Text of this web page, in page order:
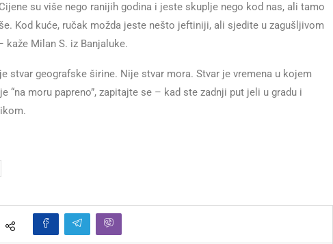
su više nego ranijih godina i jeste skuplje nego kod nas, ali tamo
Kod kuće, ručak možda jeste nešto jeftiniji, ali sjedite u zagušljivom
kaže Milan S. iz Banjaluke.
stvar geografske širine. Nije stvar mora. Stvar je vremena u kojem
“na moru papreno”, zapitajte se – kad ste zadnji put jeli u gradu i